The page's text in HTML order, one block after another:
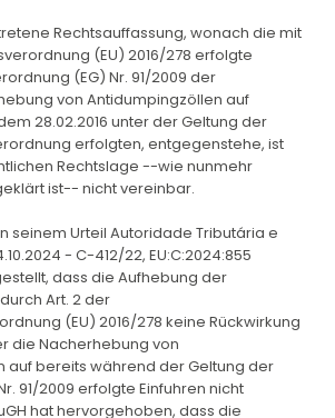
Rechtsauffassung, wonach die mit
(EU) 2016/278 erfolgte
(EG) Nr. 91/2009 der
von Antidumpingzöllen auf
28.02.2016 unter der Geltung der
erfolgten, entgegenstehe, ist
Rechtslage --wie nunmehr
ist-- nicht vereinbar.
seinem Urteil Autoridade Tributária e
- C-412/22, EU:C:2024:855
dass die Aufhebung der
Art. 2 der
(EU) 2016/278 keine Rückwirkung
die Nacherhebung von
auf bereits während der Geltung der
91/2009 erfolgte Einfuhren nicht
hat hervorgehoben, dass die